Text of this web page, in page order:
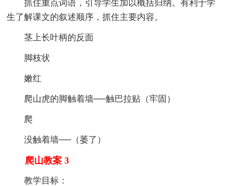
抓住重点词语，引导学生加以概括归纳。有利于学
生了解课文的叙述顺序，抓住主要内容。
茎上长叶柄的反面
脚枝状
嫩红
爬山虎的脚触着墙──触巴拉贴（牢固）
爬
没触着墙──（萎了）
爬山教案 3
教学目标：